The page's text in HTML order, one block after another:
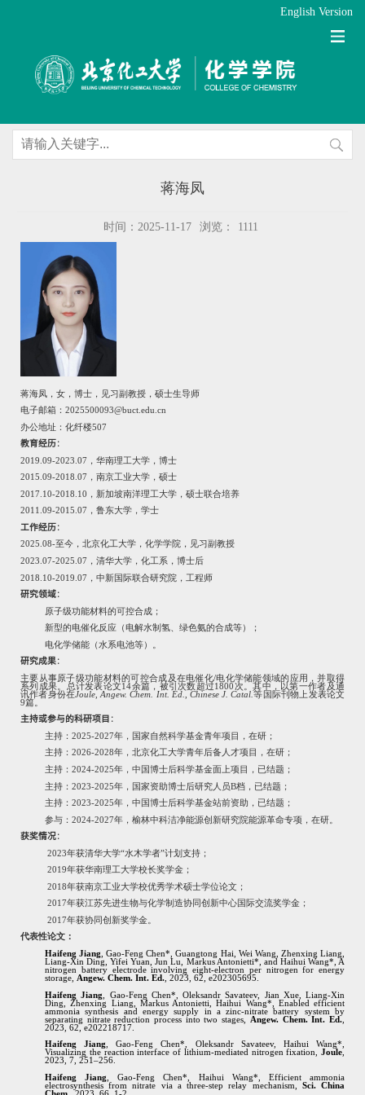
English Version
蒋海凤
时间：2025-11-17 浏览： 1111
蒋海凤，女，博士，见习副教授，硕士生导师
电子邮箱： 2025500093@buct.edu.cn
办公地址：化纤楼507
教育经历：
2019.09-2023.07 ，华南理工大学，博士
2015.09-2018.07 ，南京工业大学，硕士
2017.10-2018.10 ，新加坡南洋理工大学，硕士联合培养
2011.09-2015.07 ，鲁东大学，学士
工作经历：
2025.08-至今，北京化工大学，化学学院，见习副教授
2023.07-2025.07 ，清华大学，化工系，博士后
2018.10-2019.07 ，中新国际联合研究院，工程师
研究领域：
原子级功能材料的可控合成；
新型的电催化反应（电解水制氢、绿色氨的合成等）；
电化学储能（水系电池等）。
研究成果：
主要从事原子级功能材料的可控合成及在电催化/电化学储能领域的应用，并取得
系列成果。总计发表论文14余篇，被引次数超过1800次。其中，以第一作者及通
讯作者身份在Joule,Angew. Chem. Int. Ed. , Chinese J. Catal.等国际刊物上发表论文
9篇。
主持或参与的科研项目 ：
主持： 2025-2027年，国家自然科学基金青年项目，在研；
主持： 2026-2028年，北京化工大学青年后备人才项目，在研；
主持： 2024-2025年，中国博士后科学基金面上项目，已结题；
主持： 2023-2025年，国家资助博士后研究人员B档，已结题；
主持： 2023-2025年，中国博士后科学基金站前资助，已结题；
参与： 2024-2027年，榆林中科洁净能源创新研究院能源革命专项，在研。
获奖情况：
2023年获清华大学“水木学者”计划支持；
2019年获华南理工大学校长奖学金；
2018年获南京工业大学校优秀学术硕士学位论文；
2017年获江苏先进生物与化学制造协同创新中心国际交流奖学金；
2017年获协同创新奖学金。
代表性论文：
Haifeng Jiang , Gao-Feng Chen*, Guangtong Hai, Wei Wang, Zhenxing Liang,
Liang-Xin Ding, Yifei Yuan, Jun Lu, Markus Antonietti*, and Haihui Wang*, A
nitrogen battery electrode involving eight-electron per nitrogen for energy
storage, Angew. Chem. Int. Ed. , 2023, 62, e202305695.
Haifeng Jiang
, Gao-Feng Chen*, Oleksandr Savateev, Jian Xue, Liang-Xin
Ding, Zhenxing Liang, Markus Antonietti, Haihui Wang*, Enabled efficient
ammonia synthesis and energy supply in a zinc-nitrate battery system by
separating nitrate reduction process into two stages, Angew. Chem. Int. Ed.
2023, 62, e202218717.
Haifeng Jiang , Gao-Feng Chen*, Oleksandr Savateev, Haihui Wang*,
Visualizing the reaction interface of lithium-mediated nitrogen fixation, Joule,
2023, 7, 251–256.
Haifeng Jiang , Gao-Feng Chen*, Haihui Wang*, Efficient ammonia
electrosynthesis from nitrate via a three-step relay mechanism, Sci. China